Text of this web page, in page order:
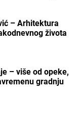
– Arhitektura
života
– više od opeke,
gradnju